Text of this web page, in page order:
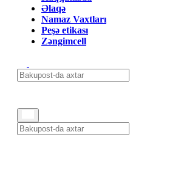
Əlaqə
Namaz Vaxtları
Peşə etikası
Zəngimcell